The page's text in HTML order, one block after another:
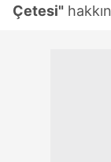
Çetesi"